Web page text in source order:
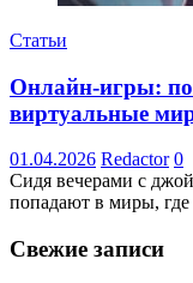
Статьи
Онлайн-игры:
виртуальные
01.04.2026 Redactor 0
Сидя вечерами с
попадают в миры, где
Свежие записи